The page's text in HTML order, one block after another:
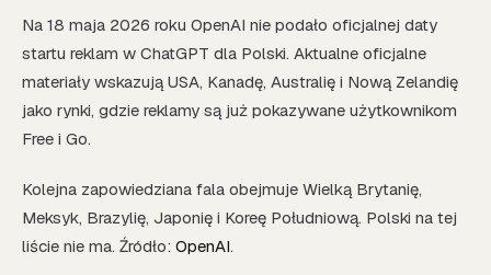
Na 18 maja 2026 roku OpenAI nie podało oficjalnej daty
startu reklam w ChatGPT dla Polski. Aktualne oficjalne
materiały wskazują USA, Kanadę, Australię i Nową Zelandię
jako rynki, gdzie reklamy są już pokazywane użytkownikom
Free i Go.
Kolejna zapowiedziana fala obejmuje Wielką Brytanię,
Meksyk, Brazylię, Japonię i Koreę Południową. Polski na tej
liście nie ma. Źródło: OpenAI.